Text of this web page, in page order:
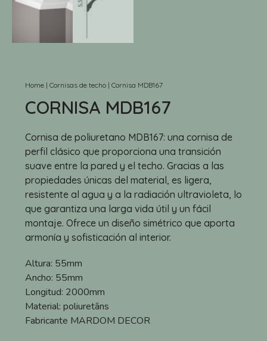
Home | Cornisas de techo | Cornisa MDB167
CORNISA MDB167
Cornisa de poliuretano MDB167: una cornisa de
perfil clásico que proporciona una transición
suave entre la pared y el techo. Gracias a las
propiedades únicas del material, es ligera,
resistente al agua y a la radiación ultravioleta, lo
que garantiza una larga vida útil y un fácil
montaje. Ofrece un diseño simétrico que aporta
armonía y sofisticación al interior.
Altura: 55mm
Ancho: 55mm
Longitud: 2000mm
Material: poliuretāns
Fabricante MARDOM DECOR